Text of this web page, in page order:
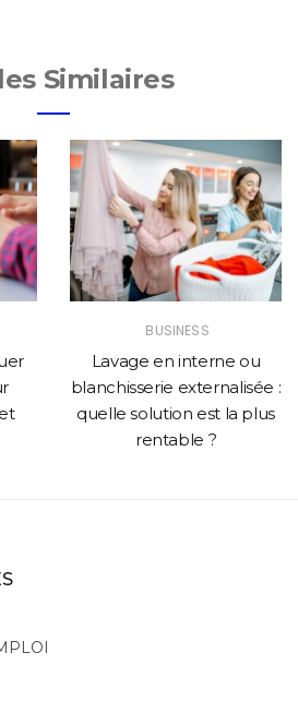
Similaires
BUSINESS
Lavage en interne ou
blanchisserie externalisée :
quelle solution est la plus
rentable ?